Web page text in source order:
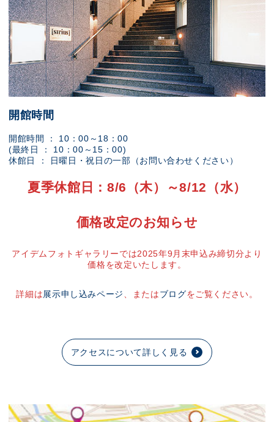
開館時間
開館時間 ： 10：00～18：00
(最終日 ： 10：00～15：00)
休館日 ： 日曜日・祝日の一部（お問い合わせください）
夏季休館日：8/6（木）～8/12（水）
価格改定のお知らせ
アイデムフォトギャラリーでは2025年9月末申込み締切分より
価格を改定いたします。
詳細は展示申し込みページ 、またはブログをご覧ください。
アクセスについて詳しく見る